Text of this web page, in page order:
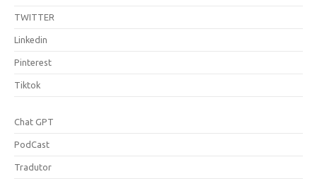
TWITTER
Linkedin
Pinterest
Tiktok
Chat GPT
PodCast
Tradutor